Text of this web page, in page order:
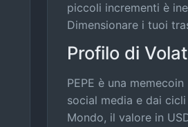
piccoli incrementi è
Dimensionare i tuoi
Profilo di
PEPE è una
social media e dai
Mondo, il valore in